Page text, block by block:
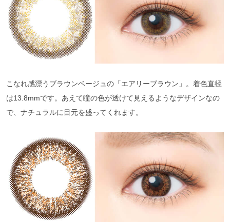
こなれ感漂うブラウンベージュの「エアリーブラウン」。着色直径
は13.8mmです。あえて瞳の色が透けて見えるようなデザインなの
で、ナチュラルに目元を盛ってくれます。